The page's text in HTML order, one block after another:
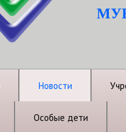
Новости
Особые дети